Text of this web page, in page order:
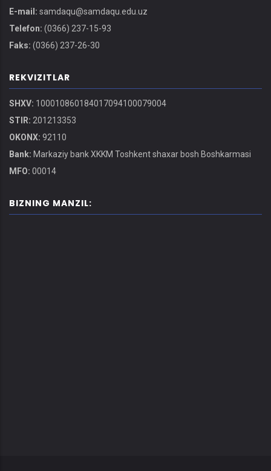
E-mail: samdaqu@samdaqu.edu.uz
Telefon: (0366) 237-15-93
Faks: (0366) 237-26-30
REKVIZITLAR
SHXV: 100010860184017094100079004
STIR: 201213353
OKONX: 92110
Bank: Markaziy bank XKKM Toshkent shaxar bosh Boshkarmasi
MFO: 00014
BIZNING MANZIL: